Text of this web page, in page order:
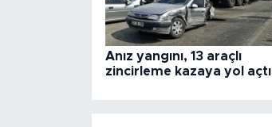
Anız yangını, 13 araçlı
zincirleme kazaya yol açtı